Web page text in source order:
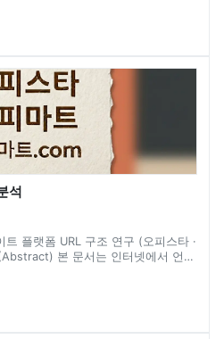
는 **오피스타(Opstar)**와 오피가
온라인 정보 플랫폼 인터페이스가
넷 플랫폼에서는 UI
UI 설계 기준이나 사용자 행동 데이
때문에 일부 내용은 확실하지 않음
석
플랫폼 URL 구조 연구 (오피스타 ·
터넷에서 언급
폼의 도메인 구조를 분석한다. 대
오피스타(Opstar)**와 오피가이드
정보 플랫폼에서 도메인 구조가 어
랫폼에서는 브랜